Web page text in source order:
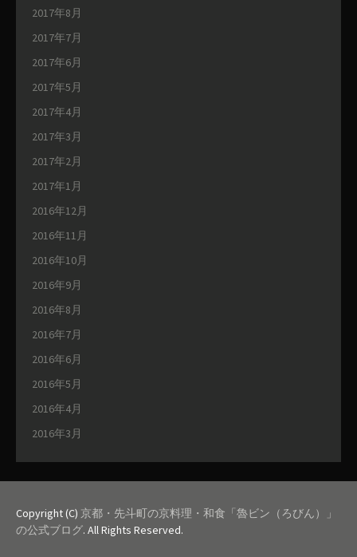
2017年8月
2017年7月
2017年6月
2017年5月
2017年4月
2017年3月
2017年2月
2017年1月
2016年12月
2016年11月
2016年10月
2016年9月
2016年8月
2016年7月
2016年6月
2016年5月
2016年4月
2016年3月
Copyright (C) 京都・先斗町の京料理・和食「魯ビン（ろびん）」
の公式ブログ. All Rights Reserved.